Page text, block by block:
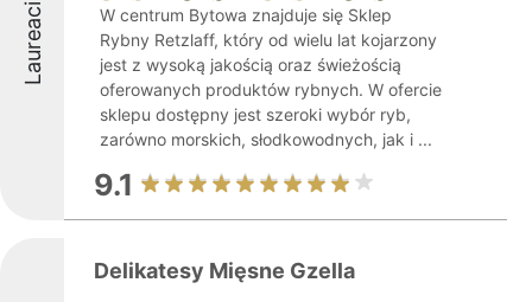
Laureaci
W centrum Bytowa znajduje się Sklep
Rybny Retzlaff, który od wielu lat kojarzony
jest z wysoką jakością oraz świeżością
oferowanych produktów rybnych. W ofercie
sklepu dostępny jest szeroki wybór ryb,
zarówno morskich, słodkowodnych, jak i ...
9.1
Delikatesy Mięsne Gzella